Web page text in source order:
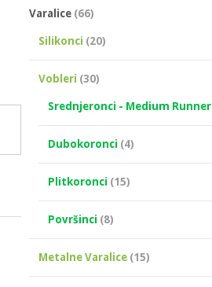
Varalice (66)
Silikonci (20)
Vobleri (30)
Srednjeronci - Medium Runner
Dubokoronci (4)
Plitkoronci (15)
Površinci (8)
Metalne Varalice (15)